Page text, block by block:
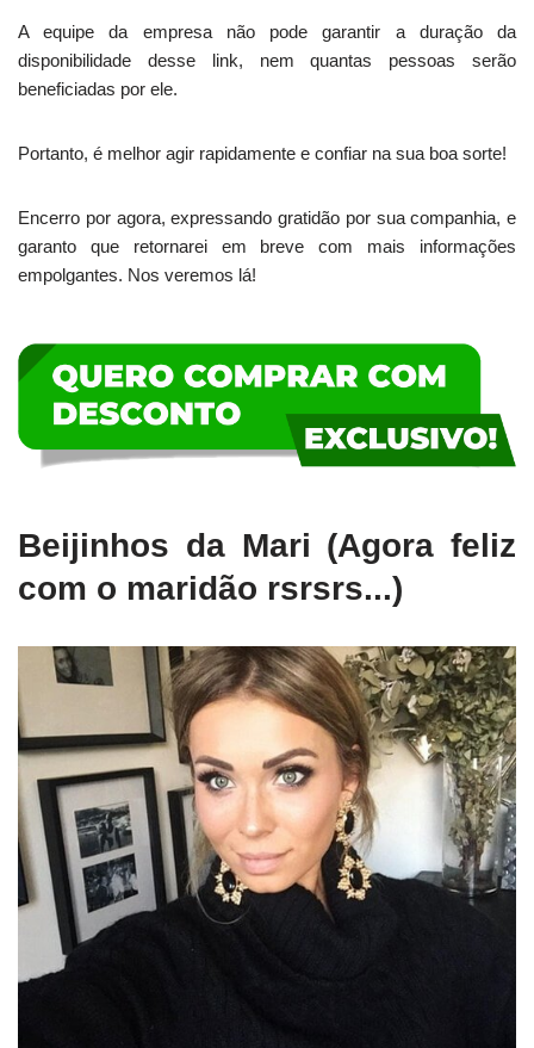
A equipe da empresa não pode garantir a duração da
disponibilidade desse link, nem quantas pessoas serão
beneficiadas por ele.
Portanto, é melhor agir rapidamente e confiar na sua boa sorte!
Encerro por agora, expressando gratidão por sua companhia, e
garanto que retornarei em breve com mais informações
empolgantes. Nos veremos lá!
Beijinhos da Mari (Agora feliz
com o maridão rsrsrs...)